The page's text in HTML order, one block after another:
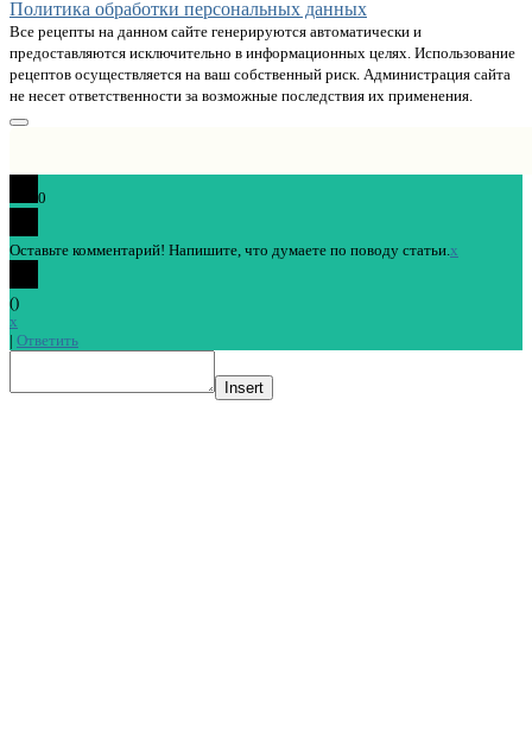
Политика обработки персональных данных
Все рецепты на данном сайте генерируются автоматически и
предоставляются исключительно в информационных целях. Использование
рецептов осуществляется на ваш собственный риск. Администрация сайта
не несет ответственности за возможные последствия их применения.
0
Оставьте комментарий! Напишите, что думаете по поводу статьи. x
()
x
| Ответить
Insert